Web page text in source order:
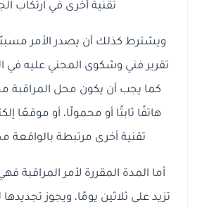
تقنية أخرى في ارتكاب
ويشترط كذلك أن يصدر الأمر
تقرير فني وشكوى المجني عليه في
كما يجب أن يكون محل المراقبة
هاتفًا ثابتًا أو محمولًا، أو موقعًا
تقنية أخرى مرتبطة بالواقعة
أما المدة المقررة لأمر المراقبة
تزيد على ثلاثين يومًا، ويجوز